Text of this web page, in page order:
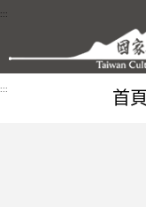
跳到主要內容區塊
:::
::: 首頁